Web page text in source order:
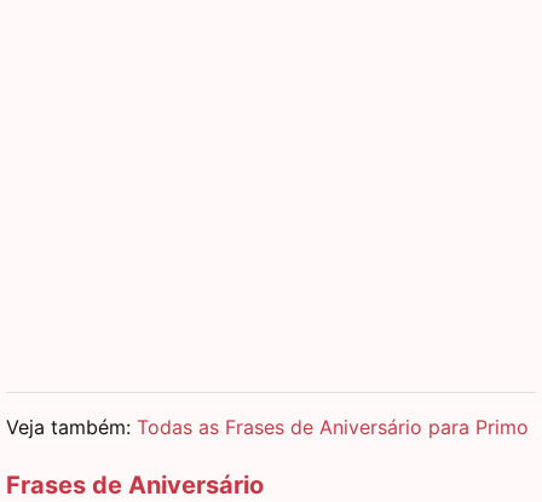
Veja também: Todas as Frases de Aniversário para Primo
Frases de Aniversário